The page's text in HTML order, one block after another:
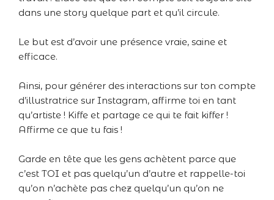
dans une story quelque part et qu’il circule.
Le but est d’avoir une présence vraie, saine et
efficace.
Ainsi, pour générer des interactions sur ton compte
d’illustratrice sur Instagram, affirme toi en tant
qu’artiste ! Kiffe et partage ce qui te fait kiffer !
Affirme ce que tu fais !
Garde en tête que les gens achètent parce que
c’est TOI et pas quelqu’un d’autre et rappelle-toi
qu’on n’achète pas chez quelqu’un qu’on ne